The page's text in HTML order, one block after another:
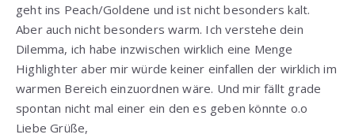
geht ins Peach/Goldene und ist nicht besonders kalt.
Aber auch nicht besonders warm. Ich verstehe dein
Dilemma, ich habe inzwischen wirklich eine Menge
Highlighter aber mir würde keiner einfallen der wirklich im
warmen Bereich einzuordnen wäre. Und mir fällt grade
spontan nicht mal einer ein den es geben könnte o.o
Liebe Grüße,